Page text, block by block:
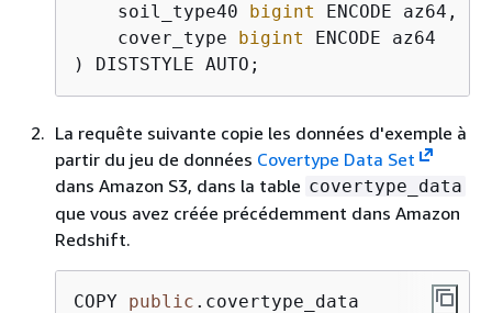
    soil_type40
bigint
ENCODE az64,
    cover_type
bigint
ENCODE az64
) DISTSTYLE AUTO;
La requête suivante copie les données d'exemple à
partir du jeu de données Covertype Data Set
dans Amazon S3, dans la table covertype_data
que vous avez créée précédemment dans Amazon
Redshift.
COPY public